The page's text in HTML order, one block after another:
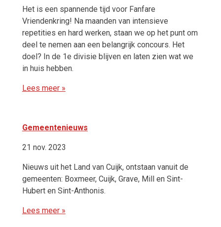
Het is een spannende tijd voor Fanfare
Vriendenkring! Na maanden van intensieve
repetities en hard werken, staan we op het punt om
deel te nemen aan een belangrijk concours. Het
doel? In de 1e divisie blijven en laten zien wat we
in huis hebben.
Lees meer »
Gemeentenieuws
21 nov. 2023
Nieuws uit het Land van Cuijk, ontstaan vanuit de
gemeenten: Boxmeer, Cuijk, Grave, Mill en Sint-
Hubert en Sint-Anthonis.
Lees meer »